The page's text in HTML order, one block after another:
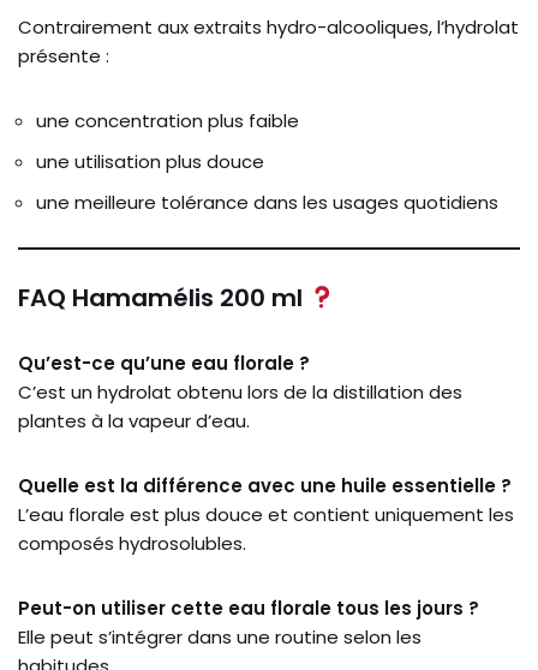
Contrairement aux extraits hydro-alcooliques, l’hydrolat
présente :
une concentration plus faible
une utilisation plus douce
une meilleure tolérance dans les usages quotidiens
FAQ Hamamélis 200 ml
Qu’est-ce qu’une eau florale ?
C’est un hydrolat obtenu lors de la distillation des
plantes à la vapeur d’eau.
Quelle est la différence avec une huile essentielle ?
L’eau florale est plus douce et contient uniquement les
composés hydrosolubles.
Peut-on utiliser cette eau florale tous les jours ?
Elle peut s’intégrer dans une routine selon les